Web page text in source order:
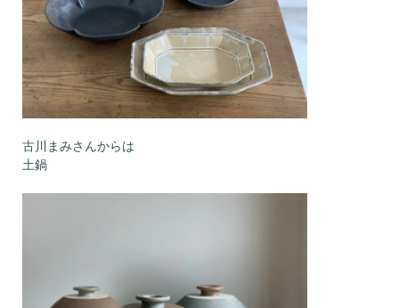
古川まみさんからは
土鍋